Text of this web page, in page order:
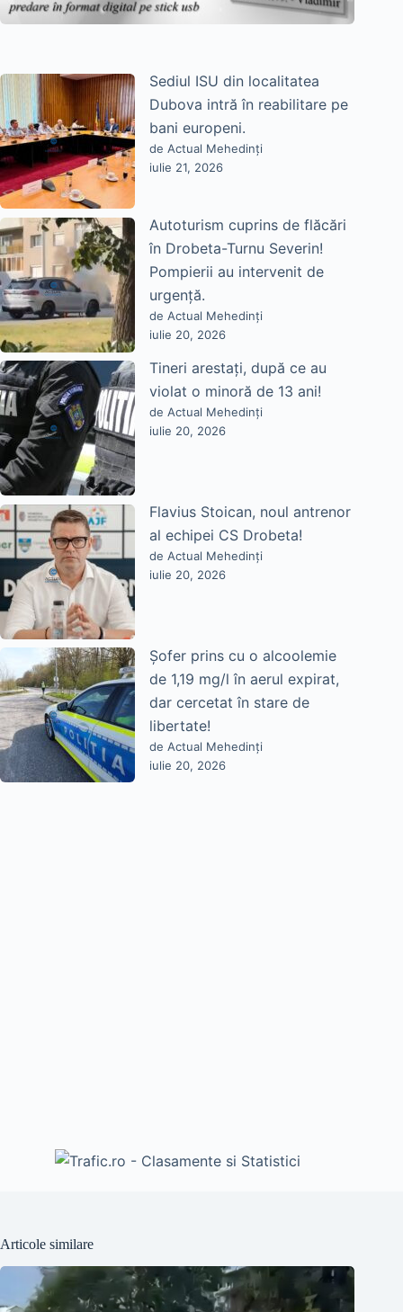
Sediul ISU din localitatea
Dubova intră în reabilitare pe
bani europeni.
de Actual Mehedinți
iulie 21, 2026
Autoturism cuprins de flăcări
în Drobeta-Turnu Severin!
Pompierii au intervenit de
urgență.
de Actual Mehedinți
iulie 20, 2026
Tineri arestați, după ce au
violat o minoră de 13 ani!
de Actual Mehedinți
iulie 20, 2026
Flavius Stoican, noul antrenor
al echipei CS Drobeta!
de Actual Mehedinți
iulie 20, 2026
Șofer prins cu o alcoolemie
de 1,19 mg/l în aerul expirat,
dar cercetat în stare de
libertate!
de Actual Mehedinți
iulie 20, 2026
Articole similare